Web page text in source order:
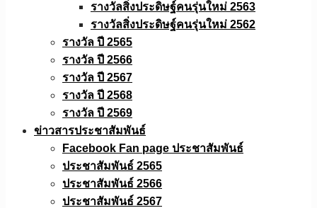
รางวัลสิ่งประดิษฐ์คนรุ่นใหม่ 2563
รางวัลสิ่งประดิษฐ์คนรุ่นใหม่ 2562
รางวัล ปี 2565
รางวัล ปี 2566
รางวัล ปี 2567
รางวัล ปี 2568
รางวัล ปี 2569
ข่าวสารประชาสัมพันธ์
Facebook Fan page ประชาสัมพันธ์
ประชาสัมพันธ์ 2565
ประชาสัมพันธ์ 2566
ประชาสัมพันธ์ 2567